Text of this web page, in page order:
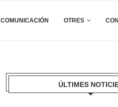
COMUNICACIÓN OTRES
ÚLTIMES